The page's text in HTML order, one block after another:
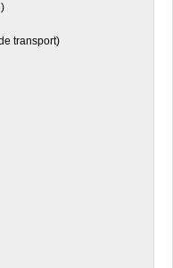
transport)